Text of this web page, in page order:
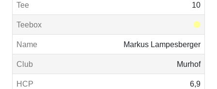
10
Markus Lampesberger
Murhof
6,9